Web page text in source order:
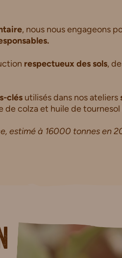
, nous nous engageons
respectueux des sols,
clés utilisés dans nos ateliers
colza et huile de tournesol
estimé à 16000 tonnes en